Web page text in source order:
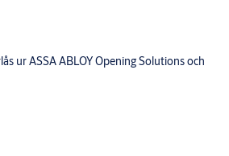
ur ASSA ABLOY Opening Solutions och